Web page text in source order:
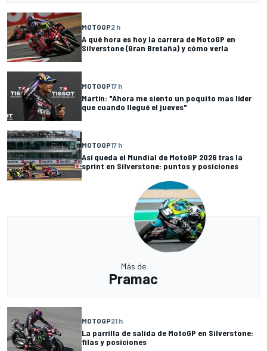
MOTOGP2 h
A qué hora es hoy la carrera de MotoGP en
Silverstone (Gran Bretaña) y cómo verla
MOTOGP17 h
Martín: "Ahora me siento un poquito mas líder
que cuando llegué el jueves"
MOTOGP17 h
Así queda el Mundial de MotoGP 2026 tras la
sprint en Silverstone: puntos y posiciones
Más de
Pramac
MOTOGP21 h
La parrilla de salida de MotoGP en Silverstone:
filas y posiciones